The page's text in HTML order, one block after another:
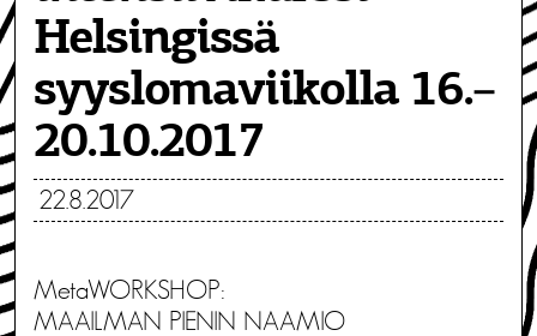
Helsingissä
syyslomaviikolla 16.–
20.10.2017
22.8.2017
MetaWORKSHOP:
MAAILMAN PIENIN NAAMIO